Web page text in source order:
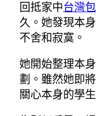
回抵家中台灣
久。她發現本
不舍和寂寞。
她開始整理本
劃。雖然她即
關心本身的學生